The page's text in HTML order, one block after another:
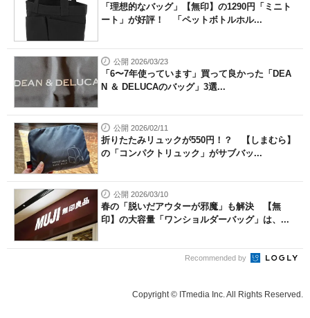
「理想的なバッグ」【無印】の1290円「ミニト
ート」が好評！ 「ペットボトルホル...
公開 2026/03/23
「6〜7年使っています」買って良かった「DEA
N ＆ DELUCAのバッグ」3選...
公開 2026/02/11
折りたたみリュックが550円！？ 【しまむら】
の「コンパクトリュック」がサブバッ...
公開 2026/03/10
春の「脱いだアウターが邪魔」も解決 【無
印】の大容量「ワンショルダーバッグ」は、...
Recommended by
Copyright © ITmedia Inc. All Rights Reserved.